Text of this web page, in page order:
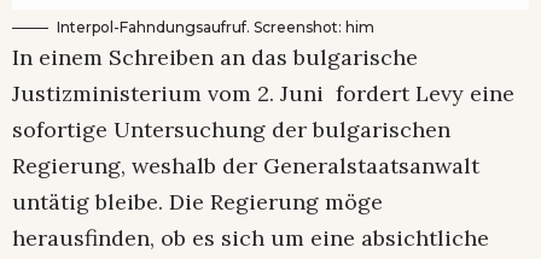
Interpol-Fahndungsaufruf. Screenshot: him
In einem Schreiben an das bulgarische
Justizministerium vom 2. Juni fordert Levy eine
sofortige Untersuchung der bulgarischen
Regierung, weshalb der Generalstaatsanwalt
untätig bleibe. Die Regierung möge
herausfinden, ob es sich um eine absichtliche